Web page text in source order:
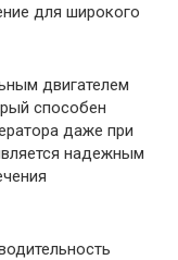
для широкого
двигателем
способен
даже при
надежным